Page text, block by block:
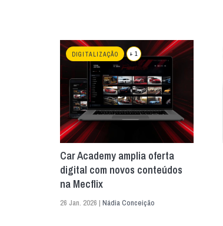
DIGITALIZAÇÃO + 1
Car Academy amplia oferta
digital com novos conteúdos
na Mecflix
26 Jan. 2026 | Nádia Conceição